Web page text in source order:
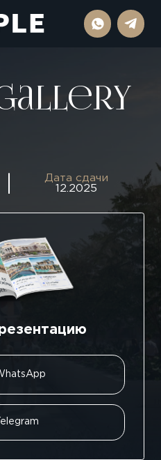
Дата сдачи
12.2025